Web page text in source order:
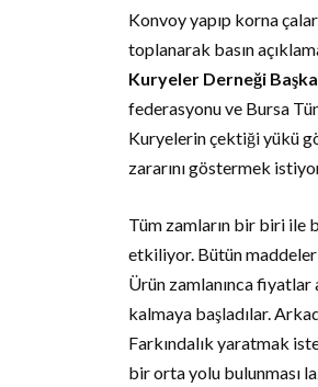
Konvoy yapıp korna
toplanarak basın
Kuryeler Derneği
federasyonu ve Bursa
Kuryelerin çektiği yükü
zararını göstermek
Tüm zamların bir biri ile
etkiliyor. Bütün maddeler
Ürün zamlanınca fiyatlar
kalmaya başladılar.
Farkındalık yaratmak
bir orta yolu bulunması